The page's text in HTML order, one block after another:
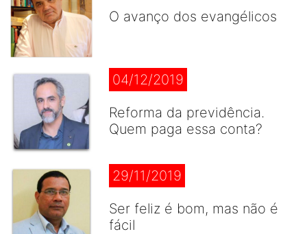
O avanço dos evangélicos
04/12/2019
Reforma da previdência.
Quem paga essa conta?
29/11/2019
Ser feliz é bom, mas não é
fácil